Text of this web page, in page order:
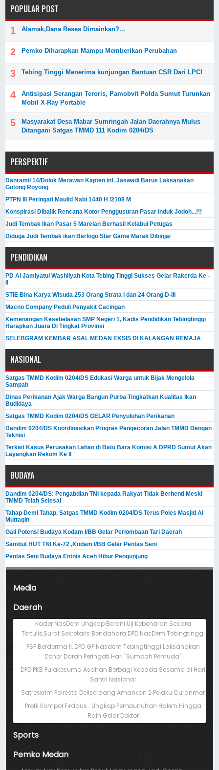
POPULAR POST
Alamak,Dana Reses Dimainkan?...
Pemko Diharapkan Mampu Memberikan Perubahan
Tebing Tinggi Menerima kunjungan Bantuan CSR Dari LPCI
Antisipasi Serangan Teroris, Pamobvit Polda Sumut Turunkan
Mobil X-Ray Portable
Masyarakat Desa Mabar Sumringah Jalan Daerahnya Mulus
Ditangani Satgas TMMD 111 Kodim 0204/DS
PERSPEKTIF
Danramil 14/Dolok Merawan Kapten inf. Jaswadi Barus Laksanakan
Gotong Royong
PTPN III Peringati Maulid Nabi 1440 H /2108 M
Konspirasi Dibalik Rencana Kotor Penggusuran Pasar Induk Jodoh...!!!
Judi Tembak Ikan Pasar 5 Marelan Berhasil Kelabui Petugas
Diduga Judi Tembak ikan Berlogo Star Game Marak Dibinjai
PENDIDIKAN
PD Al Jamiyatul Washliyah Kota Tebing Tinggi Sukses Gelar Rakerda Ke -
STIE Bina Karya Wisuda 253 Orang Strata I dan 24 Orang D-III
Macno Company Peduli Penyakit Cacingan
Kemenangan Kesebelasan SMP Negeri 1, Kadis Pendidikan Tebingtinggi
Harapkan Juara Di Tingkat Provinsi
SELEBGRAM KEMBAR ASAL MEDAN EKSIS DI KALANGAN REMAJA
NASIONAL
Satgas TMMD Kodim 0204/DS Edukasi Warga untuk Bijak Mengelola
Sampah
Dinas Perikanan Ajak Warga Bangun Purba Tingkatkan Kualitas Ikan
Budidaya
Satgas TMMD Kodim 0204/DS GELAR Penyuluhan Perikanan
Dandim 0204/DS Koordinasikan Progres Pengecoran Jalan TMMD Dengan
Teknisi
Terkait Kasus Perusakan Lahan di Batu Bara Komisi A DPRD Sumut Akan
Layangkan Rekom Ke II
BUDAYA
Dandim 0204/DS: Pengabdian TNI kepada Rakyat Tidak Berhenti Meski ​
TMMD Telah Selesai
Tahap Demi Tahap, Satgas TMMD Kodim 0204/DS Terus Poles Masjid Al
Muttaqin
Gali Potensi Budaya Kodam I/BB Gelar Perlombaan Tari Daerah
Sambut HUT TNI Ke-72 ,Kodam I/BB Gelar Pentas Seni
Pentas Seni Budaya Entnis Aceh Hibur Pengunjung
Media
Daerah
Kader NasDem Ungkap Berani Uji Kebenaran Secara
Tertulis,Surat Sekretaris Bendahara DPD NasDem Tebingtinggi
PSP Berderma II, DPD GP Nasdem Tebingtinggi Laksanakan
Donor Darah Peringati Hari "Sumpah Pemuda"
DPD PKB Pujakesuma Asahan Berbagi Kepada Sesama di Hari
Santri Nasional
Satreskrim Polresta Deliserdang Amankan 2 Pelaku Curanmor
Profil Kompol Firdaus : Ungkap Pembunuhan Hakim Hingga
Raih Gelar Doktor
Sports
Pemko Medan